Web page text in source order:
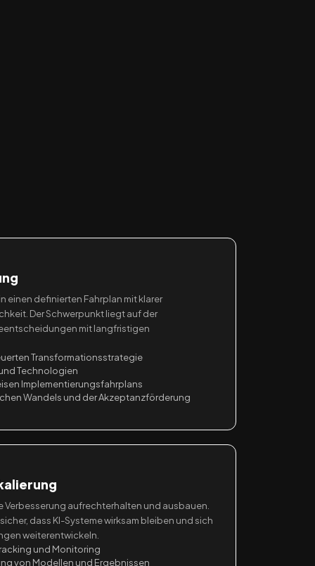
einen definierten Fahrplan mit klarer
Der Schwerpunkt liegt auf der
mit langfristigen
Transformationsstrategie
Technologien
Implementierungsfahrplans
Wandels und der Akzeptanzförderung
aufrechterhalten und ausbauen.
dass KI-Systeme wirksam bleiben und sich
weiterentwickeln.
und Monitoring
von Modellen und Ergebnissen